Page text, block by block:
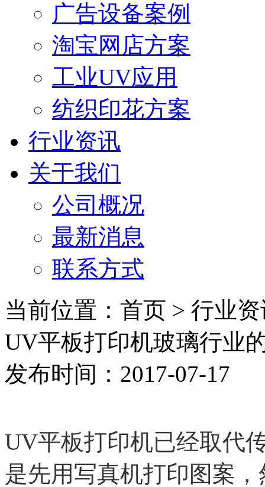
广告设备案例
淘宝网店方案
工业UV应用
纺织印花方案
行业资讯
关于我们
公司概况
最新消息
联系方式
当前位置：首页 > 行业
UV平板打印机玻璃行业
发布时间：2017-07-17
UV平板打印机已经取代
是先用写真机打印图案